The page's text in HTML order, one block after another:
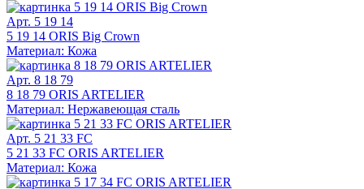
Арт. 5 19 14
5 19 14 ORIS Big Crown
Материал: Кожа
Арт. 8 18 79
8 18 79 ORIS ARTELIER
Материал: Нержавеющая сталь
Арт. 5 21 33 FC
5 21 33 FC ORIS ARTELIER
Материал: Кожа